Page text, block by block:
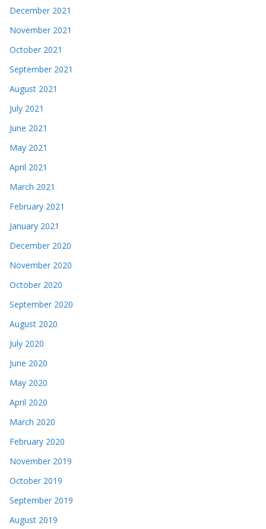
December 2021
November 2021
October 2021
September 2021
August 2021
July 2021
June 2021
May 2021
April 2021
March 2021
February 2021
January 2021
December 2020
November 2020
October 2020
September 2020
August 2020
July 2020
June 2020
May 2020
April 2020
March 2020
February 2020
November 2019
October 2019
September 2019
August 2019